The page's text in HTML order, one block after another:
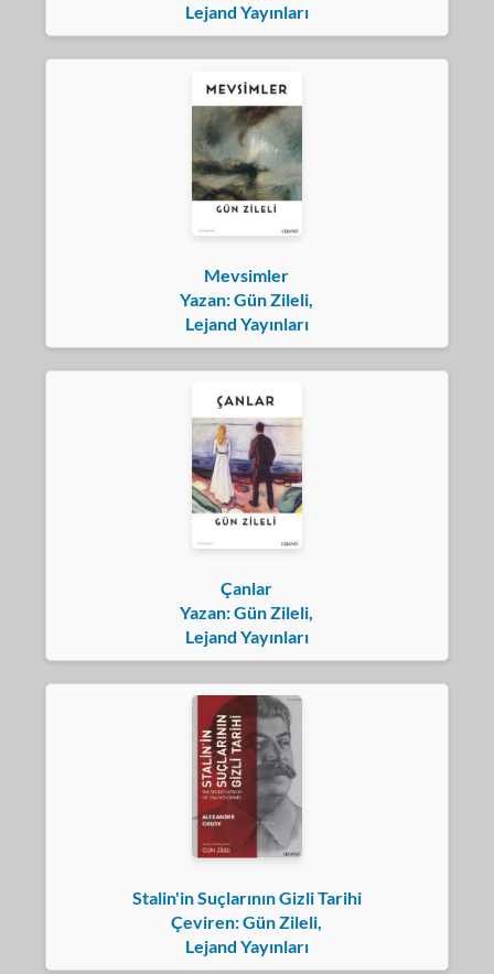
Lejand Yayınları
Mevsimler
Yazan: Gün Zileli,
Lejand Yayınları
Çanlar
Yazan: Gün Zileli,
Lejand Yayınları
Stalin'in Suçlarının Gizli Tarihi
Çeviren: Gün Zileli,
Lejand Yayınları